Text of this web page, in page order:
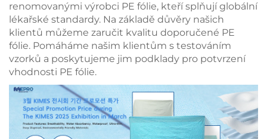
renomovanými výrobci PE fólie, kteří splňují globální
lékařské standardy. Na základě důvěry našich
klientů můžeme zaručit kvalitu doporučené PE
fólie. Pomáháme našim klientům s testováním
vzorků a poskytujeme jim podklady pro potvrzení
vhodnosti PE fólie.